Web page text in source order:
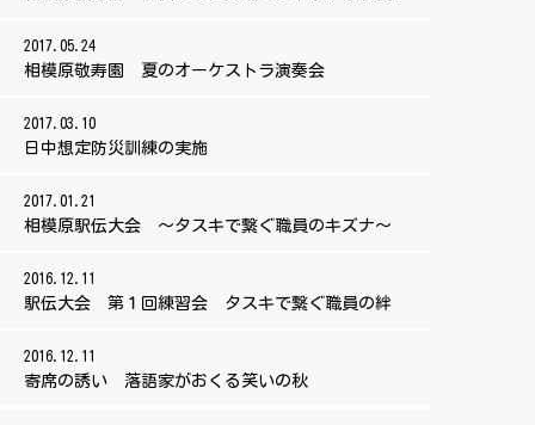
2017.05.24
相模原敬寿園 夏のオーケストラ演奏会
2017.03.10
日中想定防災訓練の実施
2017.01.21
相模原駅伝大会 ～タスキで繋ぐ職員のキズナ～
2016.12.11
駅伝大会 第１回練習会 タスキで繋ぐ職員の絆
2016.12.11
寄席の誘い 落語家がおくる笑いの秋